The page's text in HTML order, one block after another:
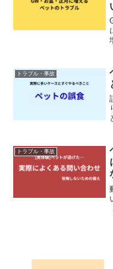
トラブル・事故
トラブル・事故